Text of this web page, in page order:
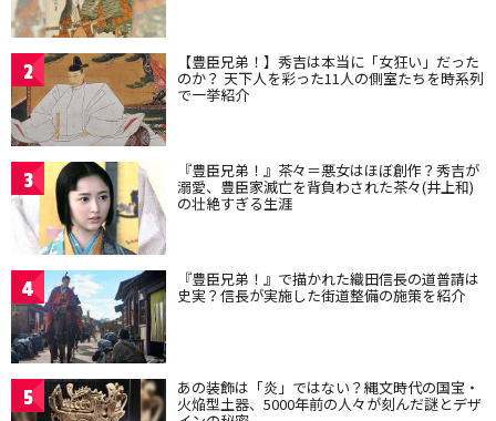
2 【豊臣兄弟！】秀吉は本当に「女狂い」だった
のか？ 天下人を彩った11人の側室たちを時系列
で一挙紹介
3 『豊臣兄弟！』茶々＝悪女はほぼ創作？秀吉が
溺愛、豊臣家滅亡を背負わされた茶々(井上和)
の壮絶すぎる生涯
4 『豊臣兄弟！』で描かれた織田信長の道普請は
史実？信長が実施した街道整備の施策を紹介
5 あの装飾は「炎」ではない？縄文時代の国宝・
火焔型土器、5000年前の人々が刻んだ謎とデザ